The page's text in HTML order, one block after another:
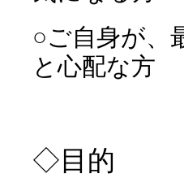
○ご自身が、
と心配な方
◇目的